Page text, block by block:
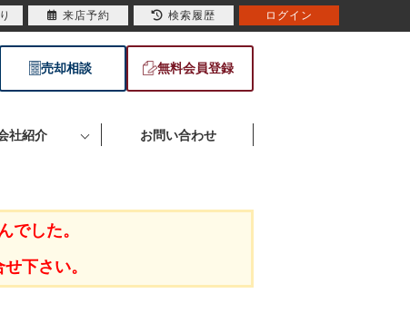
売却相談 無料会員登録
社紹介 お問い合わせ
でした。
下さい。
来店予約 検索履歴 ログイン